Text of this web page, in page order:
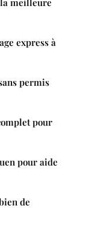
meilleure
express à
permis
pour
pour aide
de